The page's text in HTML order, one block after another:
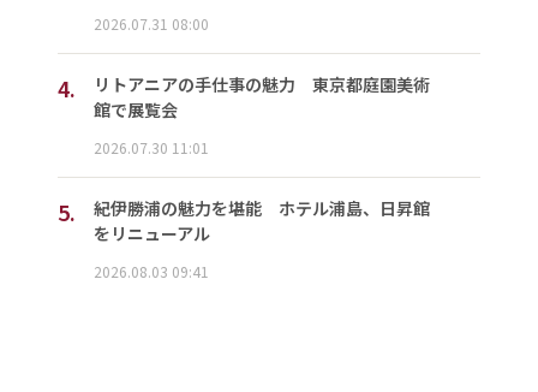
2026.07.31 08:00
4.
リトアニアの手仕事の魅力 東京都庭園美術
館で展覧会
2026.07.30 11:01
5.
紀伊勝浦の魅力を堪能 ホテル浦島、日昇館
をリニューアル
2026.08.03 09:41